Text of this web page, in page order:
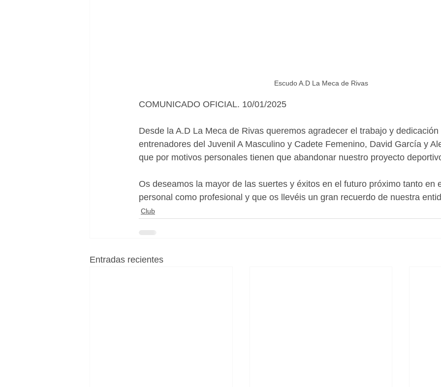
Escudo A.D La Meca de Rivas
COMUNICADO OFICIAL. 10/01/2025
Desde la A.D La Meca de Rivas queremos agradecer el trabajo y
entrenadores del Juvenil A Masculino y Cadete Femenino, David García y
que por motivos personales tienen que abandonar nuestro proyecto
Os deseamos la mayor de las suertes y éxitos en el futuro próximo tanto en
personal como profesional y que os llevéis un gran recuerdo de nuestra
Club
Entradas recientes